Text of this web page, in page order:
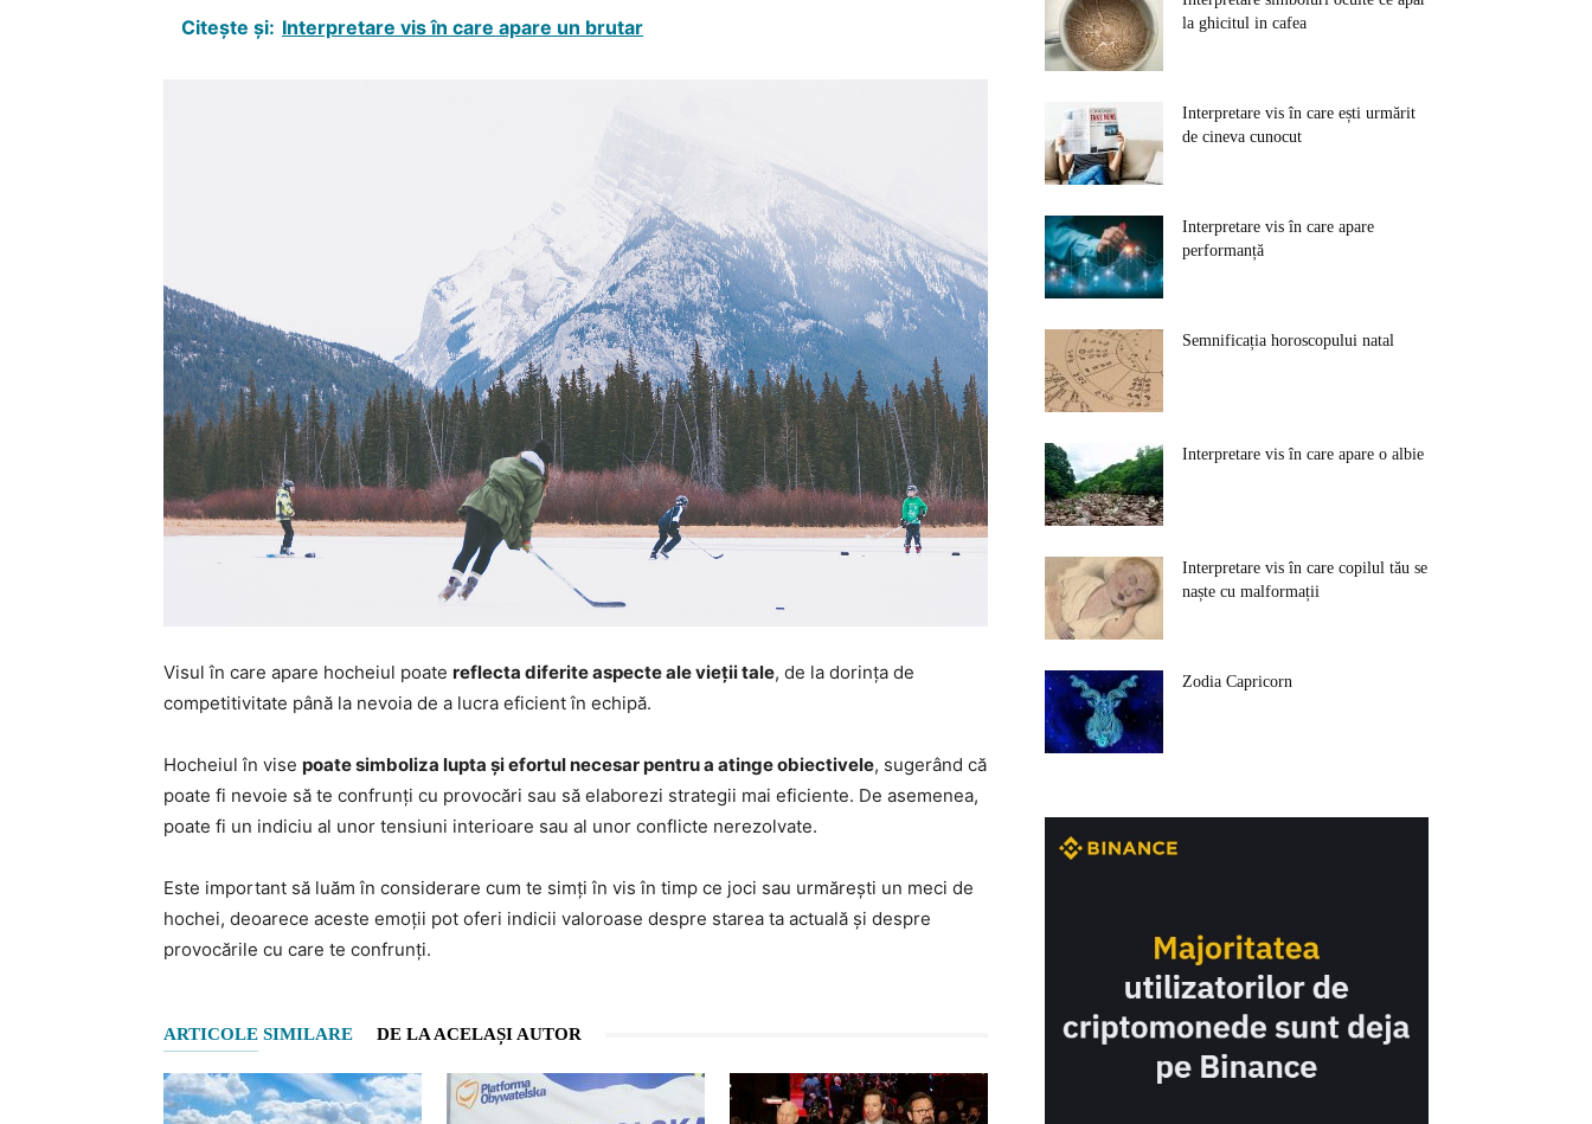
Citește și: Interpretare vis în care apare un brutar
Visul în care apare hocheiul poate reflecta diferite aspecte ale vieții tale, de la dorința de
competitivitate până la nevoia de a lucra eficient în echipă.
Hocheiul în vise poate simboliza lupta și efortul necesar pentru a atinge obiectivele, sugerând că
poate fi nevoie să te confrunți cu provocări sau să elaborezi strategii mai eficiente. De asemenea,
poate fi un indiciu al unor tensiuni interioare sau al unor conflicte nerezolvate.
Este important să luăm în considerare cum te simți în vis în timp ce joci sau urmărești un meci de
hochei, deoarece aceste emoții pot oferi indicii valoroase despre starea ta actuală și despre
provocările cu care te confrunți.
ARTICOLE SIMILARE DE LA ACELAȘI AUTOR
la ghicitul in cafea
Interpretare vis în care ești urmărit
de cineva cunocut
Interpretare vis în care apare
performanță
Semnificația horoscopului natal
Interpretare vis în care apare o albie
Interpretare vis în care copilul tău se
naște cu malformații
Zodia Capricorn